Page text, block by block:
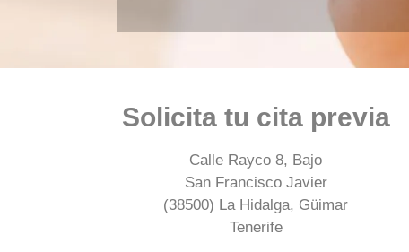
Solicita tu cita previa
Calle Rayco 8, Bajo
San Francisco Javier
(38500) La Hidalga, Güimar
Tenerife